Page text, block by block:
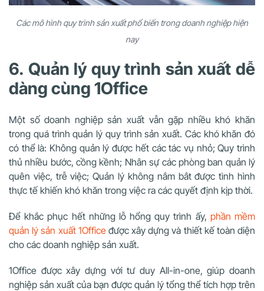
Các mô hình quy trình sản xuất phổ biến trong doanh nghiệp hiện
nay
6. Quản lý quy trình sản xuất dễ
dàng cùng 1Office
Một số doanh nghiệp sản xuất vẫn gặp nhiều khó khăn
trong quá trình quản lý quy trình sản xuất. Các khó khăn đó
có thể là: Không quản lý được hết các tác vụ nhỏ; Quy trình
thủ nhiều bước, cồng kềnh; Nhân sự các phòng ban quản lý
quên việc, trễ việc; Quản lý không nắm bắt được tình hình
thực tế khiến khó khăn trong việc ra các quyết định kịp thời.
Để khắc phục hết những lỗ hổng quy trình ấy, phần mềm
quản lý sản xuất 1Office được xây dựng và thiết kế toàn diện
cho các doanh nghiệp sản xuất.
1Office được xây dựng với tư duy All-in-one, giúp doanh
nghiệp sản xuất của bạn được quản lý tổng thể tích hợp trên